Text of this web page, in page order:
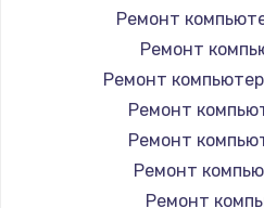
1100
Замена
495
Ремонт
Ремонт
Ремонт
Ремонт
Ремонт
Ремонт
Ремонт